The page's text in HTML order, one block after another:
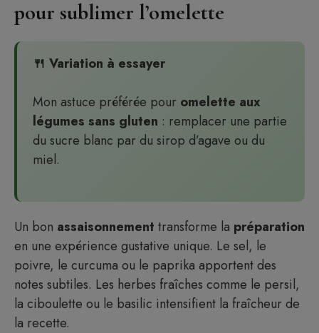
pour sublimer l’omelette
🍴 Variation à essayer
Mon astuce préférée pour omelette aux
légumes sans gluten : remplacer une partie
du sucre blanc par du sirop d’agave ou du
miel.
Un bon assaisonnement transforme la préparation
en une expérience gustative unique. Le sel, le
poivre, le curcuma ou le paprika apportent des
notes subtiles. Les herbes fraîches comme le persil,
la ciboulette ou le basilic intensifient la fraîcheur de
la recette.